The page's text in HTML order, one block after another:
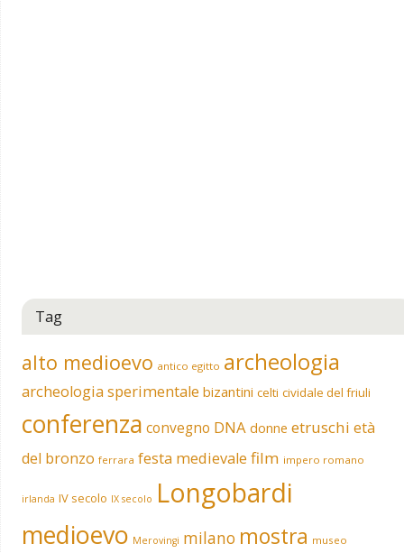
Tag
alto medioevo antico egitto archeologia
archeologia sperimentale bizantini celti cividale del friuli
conferenza convegno DNA donne etruschi età
del bronzo ferrara festa medievale film impero romano
irlanda IV secolo IX secolo Longobardi
medioevo Merovingi milano mostra museo